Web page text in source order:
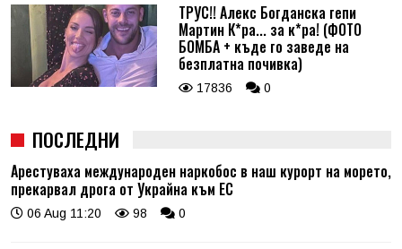
ТРУС!! Алекс Богданска гепи
Мартин К*ра... за к*ра! (ФОТО
БОМБА + къде го заведе на
безплатна почивка)
17836 0
ПОСЛЕДНИ
Арестуваха международен наркобос в наш курорт на морето,
прекарвал дрога от Украйна към ЕС
06 Aug 11:20 98 0